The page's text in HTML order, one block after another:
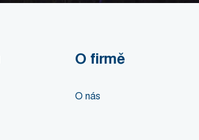
O firmě
O nás